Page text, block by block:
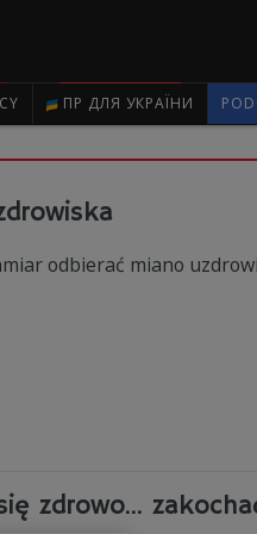
ПР ДЛЯ УКРАЇНИ
odbierać miano
zdrowo…